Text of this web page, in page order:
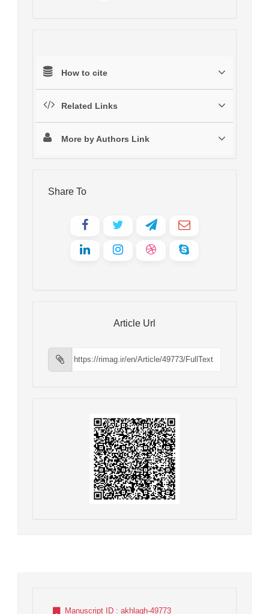
How to cite
Related Links
More by Authors Link
Share To
Article Url
Manuscript ID : akhlagh-49773